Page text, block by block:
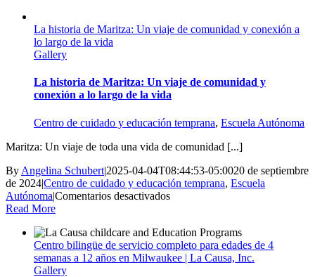
Angélica:
crecimiento
y
apoyo
con
La
La historia de Maritza: Un viaje de comunidad y conexión a
lo largo de la vida
Gallery
La historia de Maritza: Un viaje de comunidad y
conexión a lo largo de la vida
Centro de cuidado y educación temprana, Escuela Autónoma
Maritza: Un viaje de toda una vida de comunidad [...]
By Angelina Schubert|2025-04-04T08:44:53-05:0020 de septiembre
de 2024|Centro de cuidado y educación temprana, Escuela
Autónoma|Comentarios desactivadosen
de
Maritza:
Un
Read More
Centro bilingüe de servicio completo para edades de 4
semanas a 12 años en Milwaukee | La Causa, Inc.
Gallery